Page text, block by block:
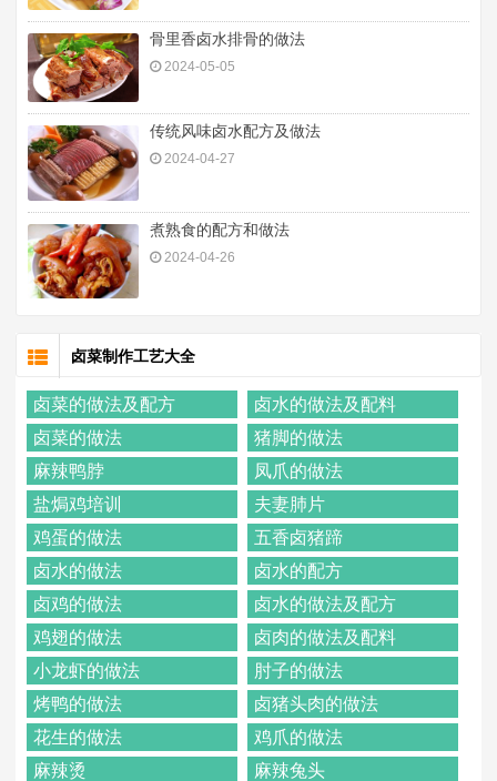
骨里香卤水排骨的做法
2024-05-05
传统风味卤水配方及做法
2024-04-27
煮熟食的配方和做法
2024-04-26
卤菜制作工艺大全
卤菜的做法及配方
卤水的做法及配料
卤菜的做法
猪脚的做法
麻辣鸭脖
凤爪的做法
盐焗鸡培训
夫妻肺片
鸡蛋的做法
五香卤猪蹄
卤水的做法
卤水的配方
卤鸡的做法
卤水的做法及配方
鸡翅的做法
卤肉的做法及配料
小龙虾的做法
肘子的做法
烤鸭的做法
卤猪头肉的做法
花生的做法
鸡爪的做法
麻辣烫
麻辣兔头